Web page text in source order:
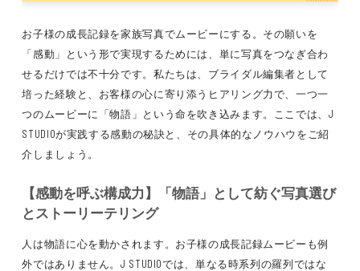
お子様の成長記録を家族写真でムービーにする。その願いを
「感動」という形で実現するためには、単に写真をつなぎ合わ
せるだけでは不十分です。私たちは、ブライダル編集者として
培った経験と、お客様の心に寄り添うヒアリング力で、一つ一
つのムービーに「物語」という命を吹き込みます。ここでは、J
STUDIOが実践する感動の秘訣と、その具体的なノウハウをご紹
介しましょう。
【感動を呼ぶ構成力】「物語」として紡ぐ写真選び
とストーリーテリング
人は物語に心を動かされます。お子様の成長記録ムービーも例
外ではありません。J STUDIOでは、単なる時系列の羅列ではな